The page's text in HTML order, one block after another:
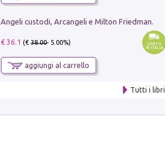
Angeli custodi, Arcangeli e Milton Friedman.
€ 36.1 (€38.00- 5.00%)
aggiungi al carrello
Tutti i libri